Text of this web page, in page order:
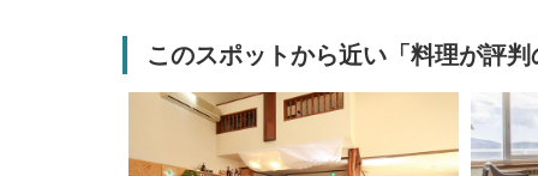
このスポットから近い「料理が評判